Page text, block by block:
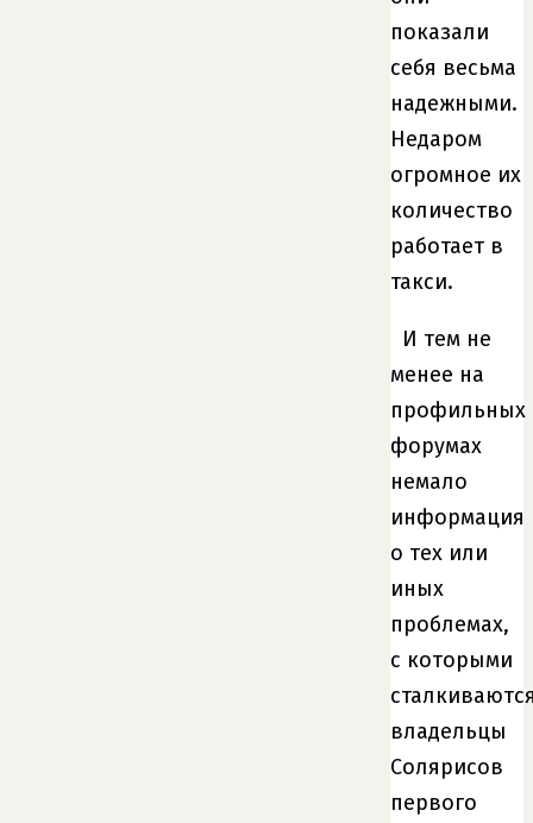
показали
себя весьма
надежными.
Недаром
огромное их
количество
работает в
такси.
И тем не
менее на
профильных
форумах
немало
информация
о тех или
иных
проблемах,
с которыми
владельцы
Солярисов
первого